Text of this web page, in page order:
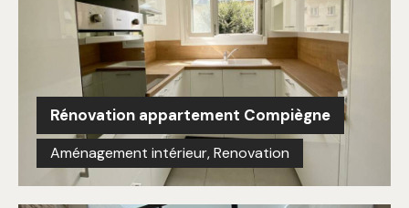
Rénovation appartement Compiègne
Aménagement intérieur,Renovation